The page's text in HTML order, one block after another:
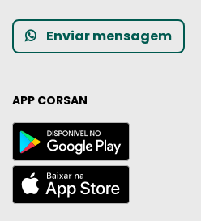
Enviar mensagem
APP CORSAN